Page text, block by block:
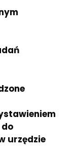
urzędzie